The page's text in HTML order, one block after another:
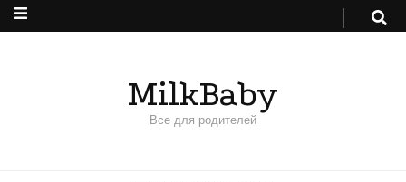
MilkBaby
Все для родителей